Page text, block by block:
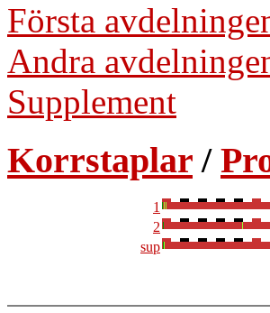
Första
Andra
Supplement
Korrstaplar /
1
2
sup